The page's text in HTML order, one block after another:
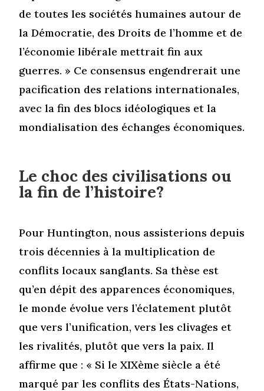
de toutes les sociétés humaines autour de
la Démocratie, des Droits de l’homme et de
l’économie libérale mettrait fin aux
guerres. » Ce consensus engendrerait une
pacification des relations internationales,
avec la fin des blocs idéologiques et la
mondialisation des échanges économiques.
Le choc des civilisations ou
la fin de l’histoire?
Pour Huntington, nous assisterions depuis
trois décennies à la multiplication de
conflits locaux sanglants. Sa thèse est
qu’en dépit des apparences économiques,
le monde évolue vers l’éclatement plutôt
que vers l’unification, vers les clivages et
les rivalités, plutôt que vers la paix. Il
affirme que : « Si le XIXème siècle a été
marqué par les conflits des États-Nations,